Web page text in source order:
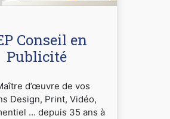
Conseil en
Publicité
d’œuvre de vos
Design, Print, Vidéo,
... depuis 35 ans à